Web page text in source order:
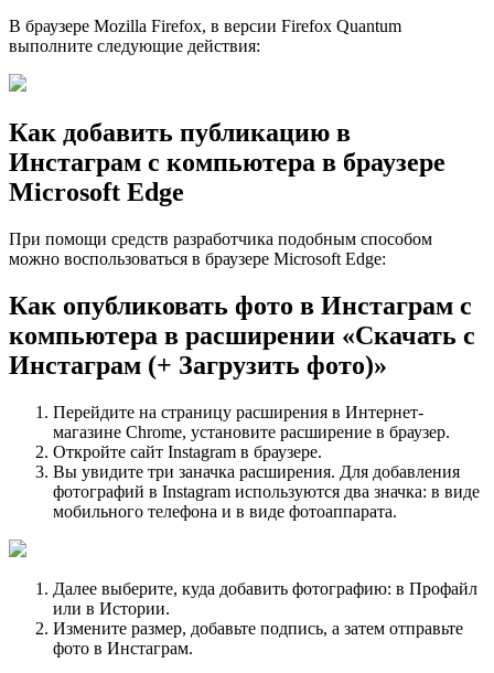
В браузере Mozilla Firefox, в версии Firefox Quantum
выполните следующие действия:
Как добавить публикацию в
Инстаграм с компьютера в браузере
Microsoft Edge
При помощи средств разработчика подобным способом
можно воспользоваться в браузере Microsoft Edge:
Как опубликовать фото в Инстаграм с
компьютера в расширении «Скачать с
Инстаграм (+ Загрузить фото)»
Перейдите на страницу расширения в Интернет-
магазине Chrome, установите расширение в браузер.
Откройте сайт Instagram в браузере.
Вы увидите три заначка расширения. Для добавления
фотографий в Instagram используются два значка: в виде
мобильного телефона и в виде фотоаппарата.
Далее выберите, куда добавить фотографию: в Профайл
или в Истории.
Измените размер, добавьте подпись, а затем отправьте
фото в Инстаграм.